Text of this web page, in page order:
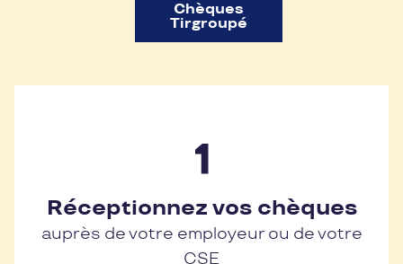
Chèques
Tirgroupé
Réceptionnez vos chèques
auprès de votre employeur ou de votre
CSE